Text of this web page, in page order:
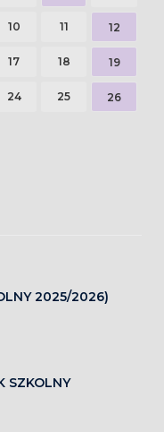
10 11 12
17 18 19
24 25 26
2025/2026)
SZKOLNY